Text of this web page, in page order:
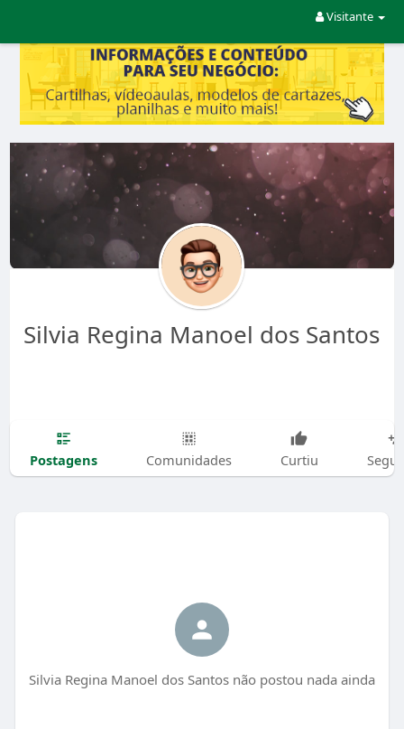
Visitante
Silvia Regina Manoel dos Santos
Postagens Comunidades Curtiu
Silvia Regina Manoel dos Santos não postou nada ainda